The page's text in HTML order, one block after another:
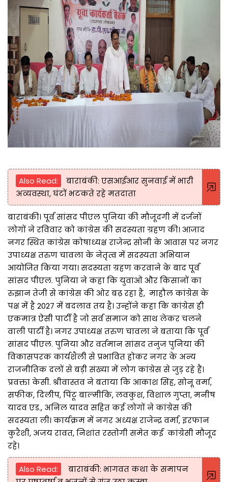
Also Read:
बाराबंकी: एसआईआर सुनवाई में भारी
अव्यवस्था, घंटों भटकते रहे मतदाता
बाराबंकी। पूर्व सांसद पीएल पुनिया की मौजूदगी में दर्जनों
लोगों ने रविवार को कांग्रेस की सदस्यता ग्रहण की। आजाद
नगर स्थित कांग्रेस कोषाध्यक्ष राजेन्द्र सोनी के आवास पर नगर
उपाध्यक्ष तरुण चावला के नेतृत्व में सदस्यता अभियान
आयोजित किया गया। सदस्यता ग्रहण करवाने के बाद पूर्व
सांसद पीएल. पुनिया ने कहा कि युवाओं और किसानों का
रुझान तेजी से कांग्रेस की ओर बढ़ रहा है, माहौल कांग्रेस के
पक्ष में है 2027 में बदलाव तय है। उन्होंने कहा कि कांग्रेस ही
एकमात्र ऐसी पार्टी है जो सर्व समाज को साथ लेकर चलने
वाली पार्टी है। नगर उपाध्यक्ष तरुण चावला ने बताया कि पूर्व
सांसद पीएल. पुनिया और वर्तमान सांसद तनुज पुनिया की
विकासपरक कार्यशैली से प्रभावित होकर नगर के अन्य
राजनीतिक दलों से बड़ी संख्या में लोग कांग्रेस से जुड़ रहे हैं।
प्रवक्ता केसी. श्रीवास्तव ने बताया कि आकाश सिंह, सोनू वर्मा,
सफीक, दिलीप, पिंटू बाल्मीकि, लवकुश, विशाल गुप्ता, मनीष
यादव एड., अनिल यादव सहित कई लोगों ने कांग्रेस की
सदस्यता ली। कार्यक्रम में नगर अध्यक्ष राजेन्द्र वर्मा, इरफान
कुरैशी, अजय रावत, निशांत रस्तोगी समेत कई कांग्रेसी मौजूद
रहे।
Also Read:
बाराबंकी: भागवत कथा के समापन